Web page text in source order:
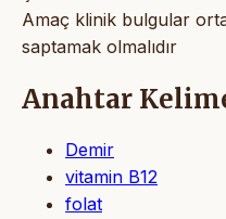
Amaç klinik bulgular
saptamak olmalıdır
Anahtar
Demir
vitamin B12
folat